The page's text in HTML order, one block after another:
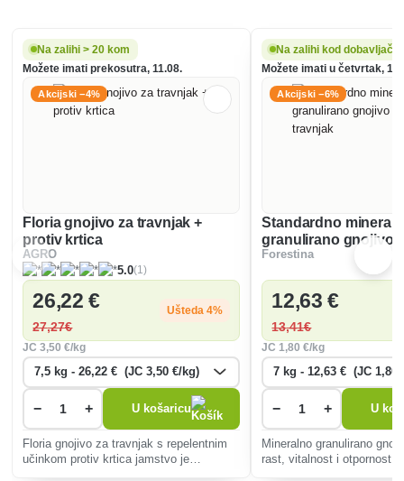
Na zalihi > 20 kom
Možete imati prekosutra, 11.08.
Akcijski −4%
Floria gnojivo za travnjak +
protiv krtica
AGRO
5.0(1)
26,22 €
27,27€
Ušteda 4%
JC3,50 €/kg
− + U košaricu
Floria gnojivo za travnjak s repelentnim
učinkom protiv krtica jamstvo je
Na zalihi kod dobavljača
Možete imati u četvrtak,
Akcijski −6%
Standardno
granulirano gnojivo
Forestina
12,63 €
13,41€
JC1,80 €/kg
− + U
Mineralno granulirano
rast, vitalnost i otpornost